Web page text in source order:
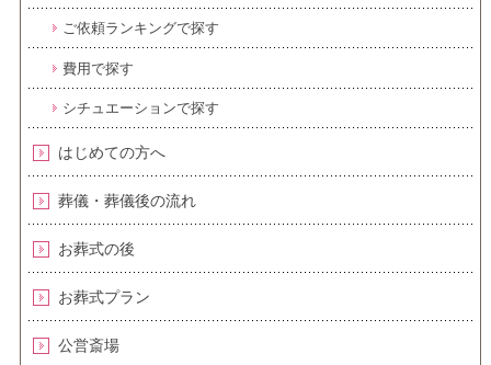
ご依頼ランキングで探す
費用で探す
シチュエーションで探す
はじめての方へ
葬儀・葬儀後の流れ
お葬式の後
お葬式プラン
公営斎場